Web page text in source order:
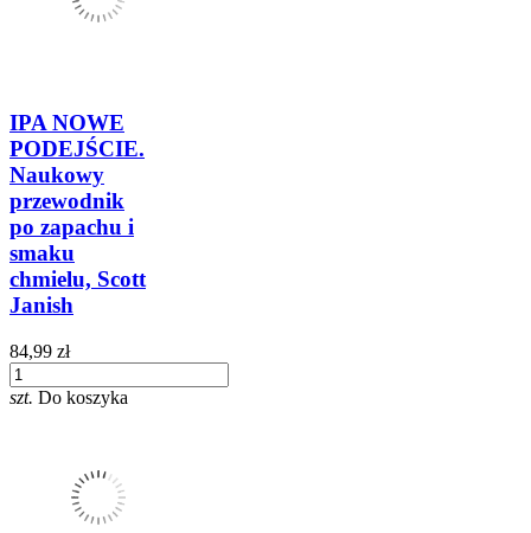
IPA NOWE
PODEJŚCIE.
Naukowy
przewodnik
po zapachu i
smaku
chmielu, Scott
Janish
84,99 zł
szt. Do koszyka